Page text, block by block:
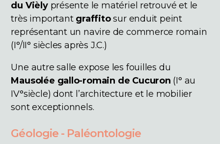
du Vièlyprésente le matériel retrouvé et le
très important graffitosur enduit peint
représentant un navire de commerce romain
(I°/II° siècles après J.C.)
Une autre salle expose les fouilles du
Mausolée gallo-romain de Cucuron (I° au
IV°siècle) dont l’architecture et le mobilier
sont exceptionnels.
Géologie - Paléontologie